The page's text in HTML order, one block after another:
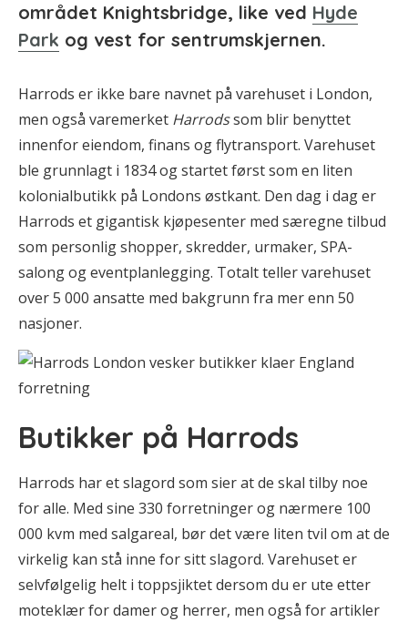
området Knightsbridge, like ved Hyde
Park og vest for sentrumskjernen.
Harrods er ikke bare navnet på varehuset i London,
men også varemerket Harrodssom blir benyttet
innenfor eiendom, finans og flytransport. Varehuset
ble grunnlagt i 1834 og startet først som en liten
kolonialbutikk på Londons østkant. Den dag i dag er
Harrods et gigantisk kjøpesenter med særegne tilbud
som personlig shopper, skredder, urmaker, SPA-
salong og eventplanlegging. Totalt teller varehuset
over 5 000 ansatte med bakgrunn fra mer enn 50
nasjoner.
Butikker på Harrods
Harrods har et slagord som sier at de skal tilby noe
for alle. Med sine 330 forretninger og nærmere 100
000 kvm med salgareal, bør det være liten tvil om at de
virkelig kan stå inne for sitt slagord. Varehuset er
selvfølgelig helt i toppsjiktet dersom du er ute etter
moteklær for damer og herrer, men også for artikler